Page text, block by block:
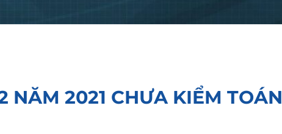
NĂM 2021 CHƯA KIỂM TOÁN